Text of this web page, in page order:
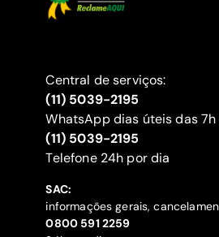
Central de serviços:
(11) 5039-2195
WhatsApp dias úteis das
(11) 5039-2195
‍Telefone 24h por dia
SAC:
informações gerais,
‍0800 591 2259